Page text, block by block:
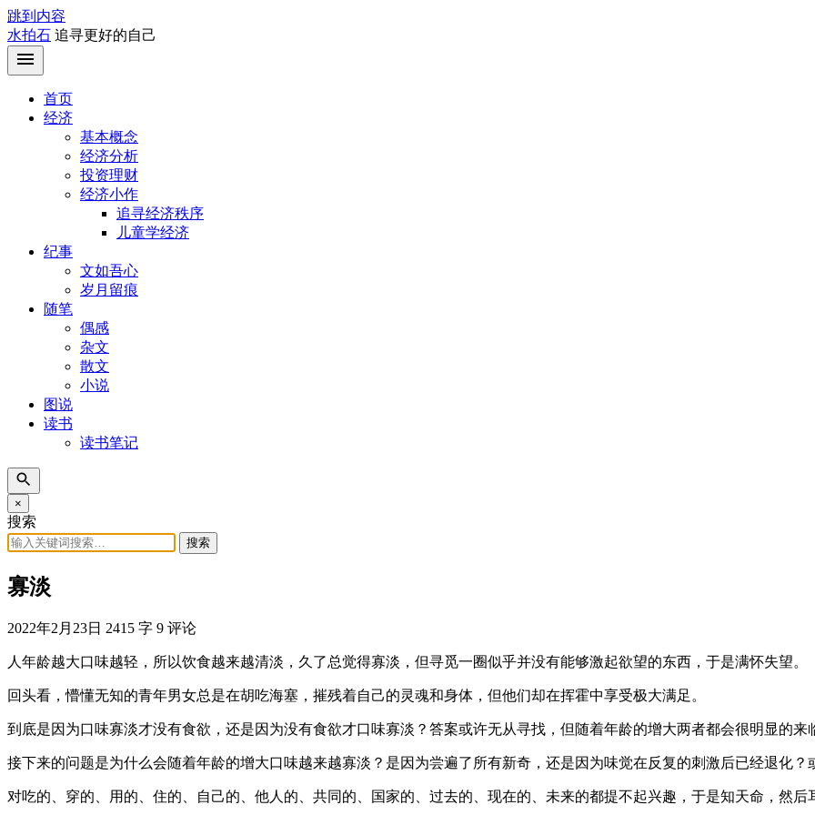
跳到内容
水拍石 追寻更好的自己
首页
经济
基本概念
经济分析
投资理财
经济小作
追寻经济秩序
儿童学经济
纪事
文如吾心
岁月留痕
随笔
偶感
杂文
散文
小说
图说
读书
读书笔记
×
搜索
搜索
寡淡
2022年2月23日 2415 字 9 评论
人年龄越大口味越轻，所以饮食越来越清淡，久了总觉得寡淡，但寻觅一圈似乎并没有能够激起欲望的东西，于是满怀失望。
回头看，懵懂无知的青年男女总是在胡吃海塞，摧残着自己的灵魂和身体，但他们却在挥霍中享受极大满足。
到底是因为口味寡淡才没有食欲，还是因为没有食欲才口味寡淡？答案或许无从寻找，但随着年龄的增大两者都会很明显的来
接下来的问题是为什么会随着年龄的增大口味越来越寡淡？是因为尝遍了所有新奇，还是因为味觉在反复的刺激后已经退化？
对吃的、穿的、用的、住的、自己的、他人的、共同的、国家的、过去的、现在的、未来的都提不起兴趣，于是知天命，然后